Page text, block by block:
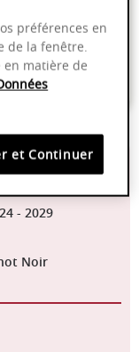
de chêne
- 2029
Noir
préférences en
de la fenêtre.
matière de
et Continuer